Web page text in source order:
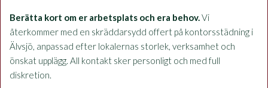
Berätta kort om er arbetsplats och era behov.Vi
återkommer med en skräddarsydd offert på kontorsstädning i
Älvsjö, anpassad efter lokalernas storlek, verksamhet och
önskat upplägg. All kontakt sker personligt och med full
diskretion.